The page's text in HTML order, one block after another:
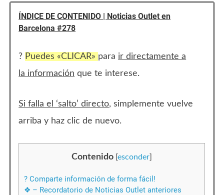
ÍNDICE DE CONTENIDO | Noticias Outlet en
Barcelona #278
? Puedes «CLICAR» para ir directamente a
la información que te interese.
Si falla el ‘salto’ directo, simplemente vuelve
arriba y haz clic de nuevo.
Contenido [esconder]
? Comparte información de forma fácil!
❖ – Recordatorio de Noticias Outlet anteriores